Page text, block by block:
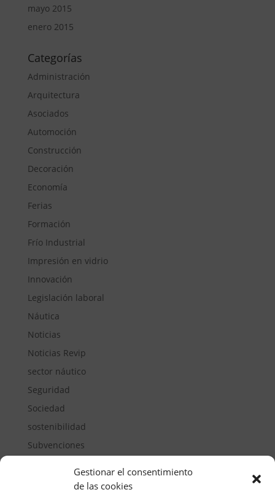
Gestionar el consentimiento
de las cookies
mayo 2015
enero 2015
Categorías
Administración
Arquitectura
Asociados
Automoción
Construcción
Decoración
Economía
Ferias
Formación
Frío Industrial
Impresión en vidrio
Innovación
Legislación laboral
Náutica
Noticias
Noticias Revip
sector náutico
Seguridad
Sociedad
sostenibilidad
Subvenciones